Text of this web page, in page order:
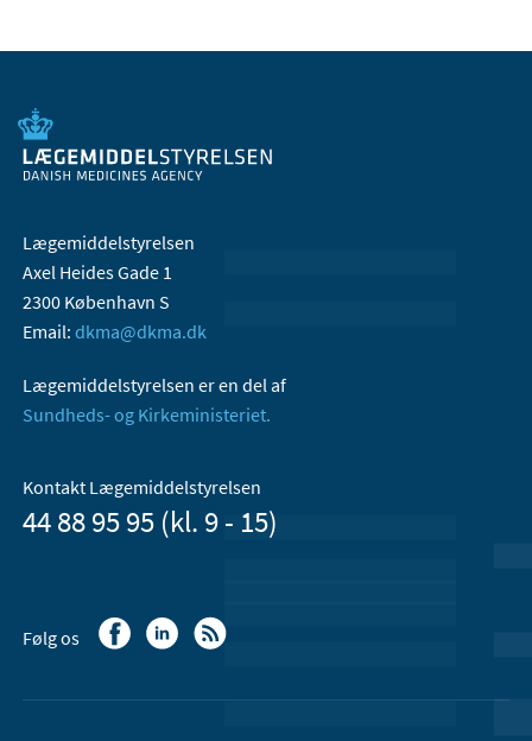
Lægemiddelstyrelsen
Axel Heides Gade 1
2300 København S
Email: dkma@dkma.dk
Lægemiddelstyrelsen er en del af
Sundheds- og Kirkeministeriet.
Kontakt Lægemiddelstyrelsen
44 88 95 95 (kl. 9 - 15)
Følg os